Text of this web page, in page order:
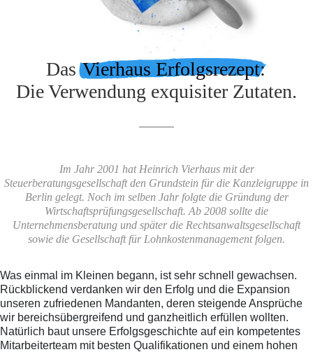
DasVierhaus Erfolgsrezept:
Die Verwendung exquisiter Zutaten.
Im Jahr 2001 hat Heinrich Vierhaus mit der
Steuerberatungsgesellschaft den Grundstein für die Kanzleigruppe in
Berlin gelegt. Noch im selben Jahr folgte die Gründung der
Wirtschaftsprüfungsgesellschaft. Ab 2008 sollte die
Unternehmensberatung und später die Rechtsanwaltsgesellschaft
sowie die Gesellschaft für Lohnkostenmanagement folgen.
Was einmal im Kleinen begann, ist sehr schnell gewachsen.
Rückblickend verdanken wir den Erfolg und die Expansion
unseren zufriedenen Mandanten, deren steigende Ansprüche
wir bereichsübergreifend und ganzheitlich erfüllen wollten.
Natürlich baut unsere Erfolgsgeschichte auf ein kompetentes
Mitarbeiterteam mit besten Qualifikationen und einem hohen